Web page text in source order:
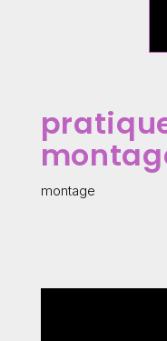
montage